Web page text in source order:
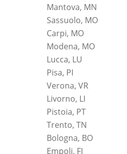
Mantova, MN
Sassuolo, MO
Carpi, MO
Modena, MO
Lucca, LU
Pisa, PI
Verona, VR
Livorno, LI
Pistoia, PT
Trento, TN
Bologna, BO
Empoli, FI